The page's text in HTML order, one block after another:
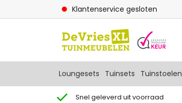
Klantenservice gesloten
Loungesets Tuinsets Tuinstoelen
Snel geleverd uit voorraad